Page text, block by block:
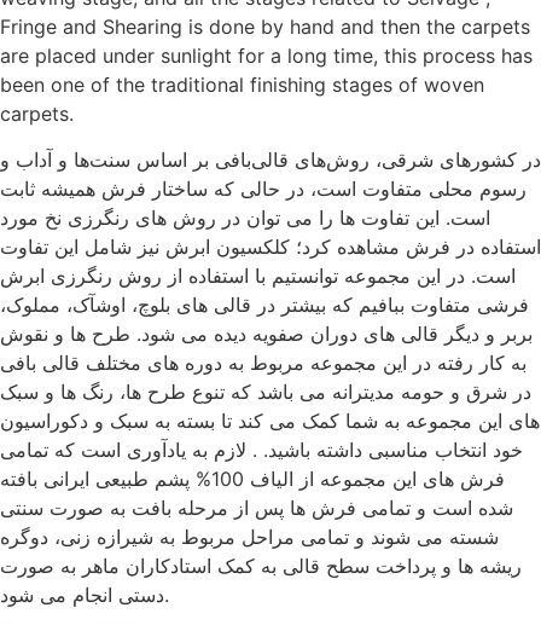
Fringe and Shearing is done by hand and then the carpets
are placed under sunlight for a long time, this process has
been one of the traditional finishing stages of woven
carpets.
در کشورهای شرقی، روش‌های قالی‌بافی بر اساس سنت‌ها و آداب و
رسوم محلی متفاوت است، در حالی که ساختار فرش همیشه ثابت
است. این تفاوت ها را می توان در روش های رنگرزی نخ مورد
استفاده در فرش مشاهده کرد؛ کلکسیون ابرش نیز شامل این تفاوت
است. در این مجموعه توانستیم با استفاده از روش رنگرزی ابرش
فرشی متفاوت ببافیم که بیشتر در قالی های بلوچ، اوشآک، مملوک،
بربر و دیگر قالی های دوران صفویه دیده می شود. طرح ها و نقوش
به کار رفته در این مجموعه مربوط به دوره های مختلف قالی بافی
در شرق و حومه مدیترانه می باشد که تنوع طرح ها، رنگ ها و سبک
های این مجموعه به شما کمک می کند تا بسته به سبک و دکوراسیون
خود انتخاب مناسبی داشته باشید. . لازم به یادآوری است که تمامی
فرش های این مجموعه از الیاف 100% پشم طبیعی ایرانی بافته
شده است و تمامی فرش ها پس از مرحله بافت به صورت سنتی
شسته می شوند و تمامی مراحل مربوط به شیرازه زنی، دوگره
ریشه ها و پرداخت سطح قالی به کمک استادکاران ماهر به صورت
دستی انجام می شود.